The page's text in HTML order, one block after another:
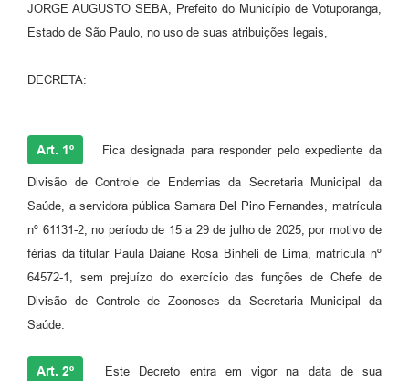
Links
Emprega
Contato
JORGE AUGUSTO SEBA, Prefeito do Município de Votuporanga,
Estado de São Paulo, no uso de suas atribuições legais,
DECRETA:
Art. 1º Fica designada para responder pelo expediente da
Divisão de Controle de Endemias da Secretaria Municipal da
Saúde, a servidora pública Samara Del Pino Fernandes, matrícula
nº 61131-2, no período de 15 a 29 de julho de 2025, por motivo de
férias da titular Paula Daiane Rosa Binheli de Lima, matrícula nº
64572-1, sem prejuízo do exercício das funções de Chefe de
Divisão de Controle de Zoonoses da Secretaria Municipal da
Saúde.
Art. 2º Este Decreto entra em vigor na data de sua